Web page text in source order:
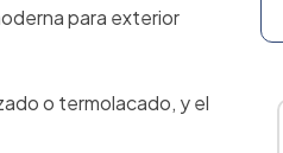
para exterior
o termolacado, y el